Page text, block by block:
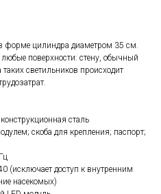
форме цилиндра диаметром 35 см.
поверхности: стену, обычный
светильников происходит
сталь
скоба для крепления; паспорт;
(исключает доступ к внутренним
насекомых)